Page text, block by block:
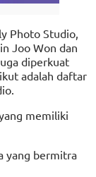
Photo Studio,
Joo Won dan
diperkuat
adalah daftar
memiliki
yang bermitra